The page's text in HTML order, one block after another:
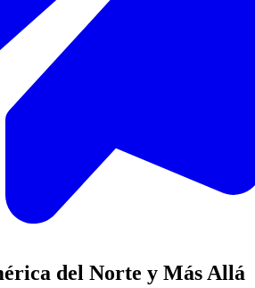
del Norte y Más Allá